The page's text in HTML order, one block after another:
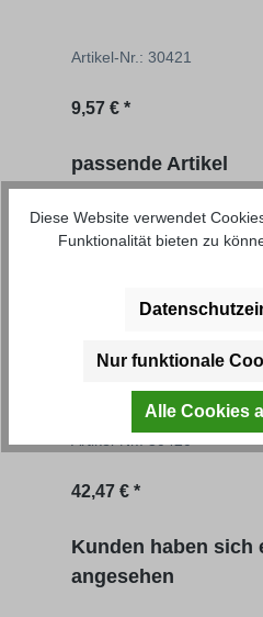
Artikel-Nr.: 30421
Regulärer Preis:
9,57 € *
Produktgalerie überspringen
passende Artikel
Regulärer Preis:
42,47 € *
Produktgalerie
Kunden haben sich
angesehen
Diese Website verwendet
Funktionalität bieten zu
Nur funktionale
Alle Cookies